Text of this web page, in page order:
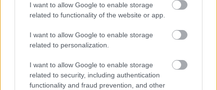
I want to allow Google to enable storage
related to functionality of the website or app.
I want to allow Google to enable storage
related to personalization.
I want to allow Google to enable storage
related to security, including authentication
functionality and fraud prevention, and other
Mi lesz a magyar filmmel? + Az AI már a
spájzban van
Kistotál: Jó helyre kerültek az Oscarok?